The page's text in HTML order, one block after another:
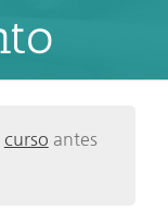
curso antes